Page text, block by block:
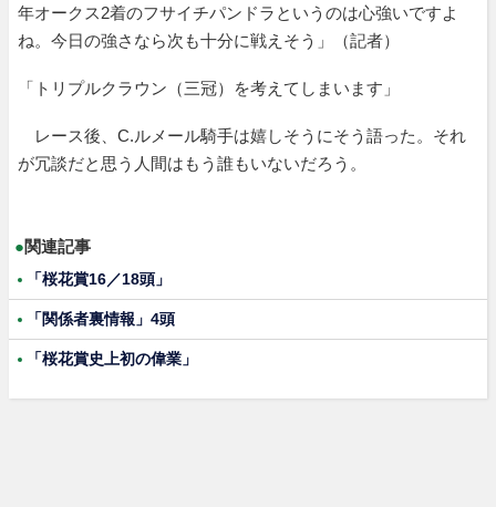
年オークス2着のフサイチパンドラというのは心強いですよ
ね。今日の強さなら次も十分に戦えそう」（記者）
「トリプルクラウン（三冠）を考えてしまいます」
レース後、C.ルメール騎手は嬉しそうにそう語った。それ
が冗談だと思う人間はもう誰もいないだろう。
●関連記事
「桜花賞16／18頭」
「関係者裏情報」4頭
「桜花賞史上初の偉業」